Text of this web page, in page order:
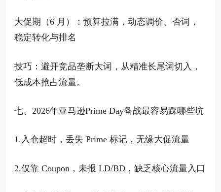
大促期（6 月）：预算拉满，动态调价、否词，
稳定转化与排名
技巧：避开竞品垄断大词，从精准长尾词切入，
低成本抢占流量。
七、2026年亚马逊Prime Day备战最容易踩哪些坑
1.入仓超时，丢失 Prime 标记，无缘大促流量
2.仅靠 Coupon，未报 LD/BD，缺乏核心流量入口